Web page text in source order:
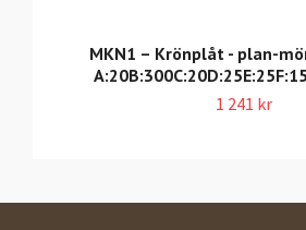
MKN1 – Krönplåt - plan-
1 241 kr